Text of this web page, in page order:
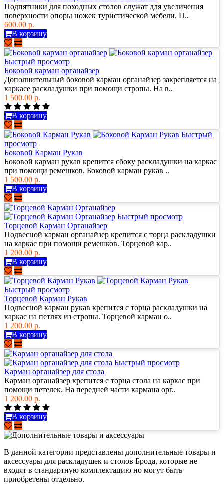
Подпятники для походных столов служат для увеличения
поверхности опоры ножек туристической мебели. П..
600.00 р.
В корзину
Быстрый просмотр
Боковой карман органайзер
Дополнительный боковой карман органайзер закрепляется на
каркасе раскладушки при помощи стропы. На в..
1 500.00 р.
В корзину
Быстрый
просмотр
Боковой Карман Рукав
Боковой карман рукав крепится сбоку раскладушки на каркас
при помощи ремешков. Боковой карман рукав ..
1 500.00 р.
В корзину
Быстрый просмотр
Торцевой Карман Органайзер
Подвесной карман органайзер крепится с торца раскладушки
на каркас при помощи ремешков. Торцевой кар..
1 200.00 р.
В корзину
Быстрый просмотр
Торцевой Карман Рукав
Подвесной карман рукав крепится с торца раскладушки на
каркас на петлях из стропы. Торцевой карман о..
1 200.00 р.
В корзину
Быстрый просмотр
Карман органайзер для стола
Карман органайзер крепится с торца стола на каркас при
помощи петелек. На передней части кармана орг..
1 200.00 р.
В корзину
В данной категории представлены дополнительные товары и
аксессуары для раскладушек и столов Брода, которые не
входят в стандартную комплектацию но могут быть
приобретены отдельно.